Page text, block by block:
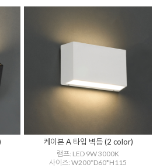
케이븐 A 타입 벽등 (2 color)
램프: LED 9W 3000K
사이즈: W200*D60*H115